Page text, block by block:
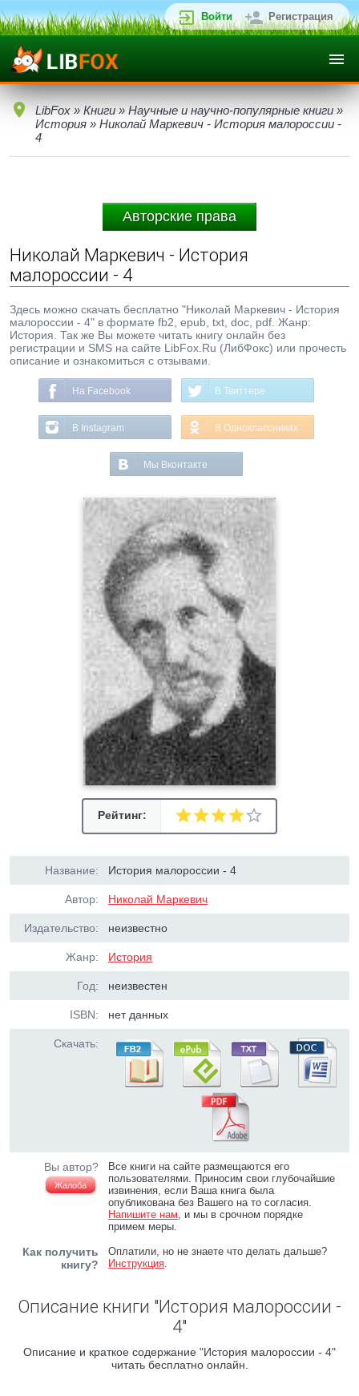
Войти Регистрация
LibFox » Книги » Научные и научно-популярные книги »
История » Николай Маркевич - История малороссии -
4
Авторские права
Николай Маркевич - История
малороссии - 4
Здесь можно скачать бесплатно "Николай Маркевич - История
малороссии - 4" в формате fb2, epub, txt, doc, pdf. Жанр:
История. Так же Вы можете читать книгу онлайн без
регистрации и SMS на сайте LibFox.Ru (ЛибФокс) или прочесть
описание и ознакомиться с отзывами.
На Facebook В Твиттере
В Instagram В Одноклассниках
Мы Вконтакте
Рейтинг:
Название: История малороссии - 4
Автор: Николай Маркевич
Издательство: неизвестно
Жанр: История
Год: неизвестен
ISBN: нет данных
Скачать:
Вы автор?
Жалоба
Все книги на сайте размещаются его
пользователями. Приносим свои глубочайшие
извинения, если Ваша книга была
опубликована без Вашего на то согласия.
Напишите нам, и мы в срочном порядке
примем меры.
Как получить
книгу?
Оплатили, но не знаете что делать дальше?
Инструкция.
Описание книги "История малороссии -
4"
Описание и краткое содержание "История малороссии - 4"
читать бесплатно онлайн.